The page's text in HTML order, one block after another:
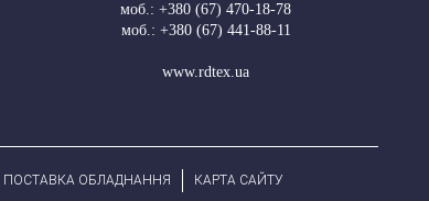
моб.: +380 (67) 470-18-78
моб.: +380 (67) 441-88-11
www.rdtex.ua
ПОСТАВКА ОБЛАДНАННЯ КАРТА САЙТУ